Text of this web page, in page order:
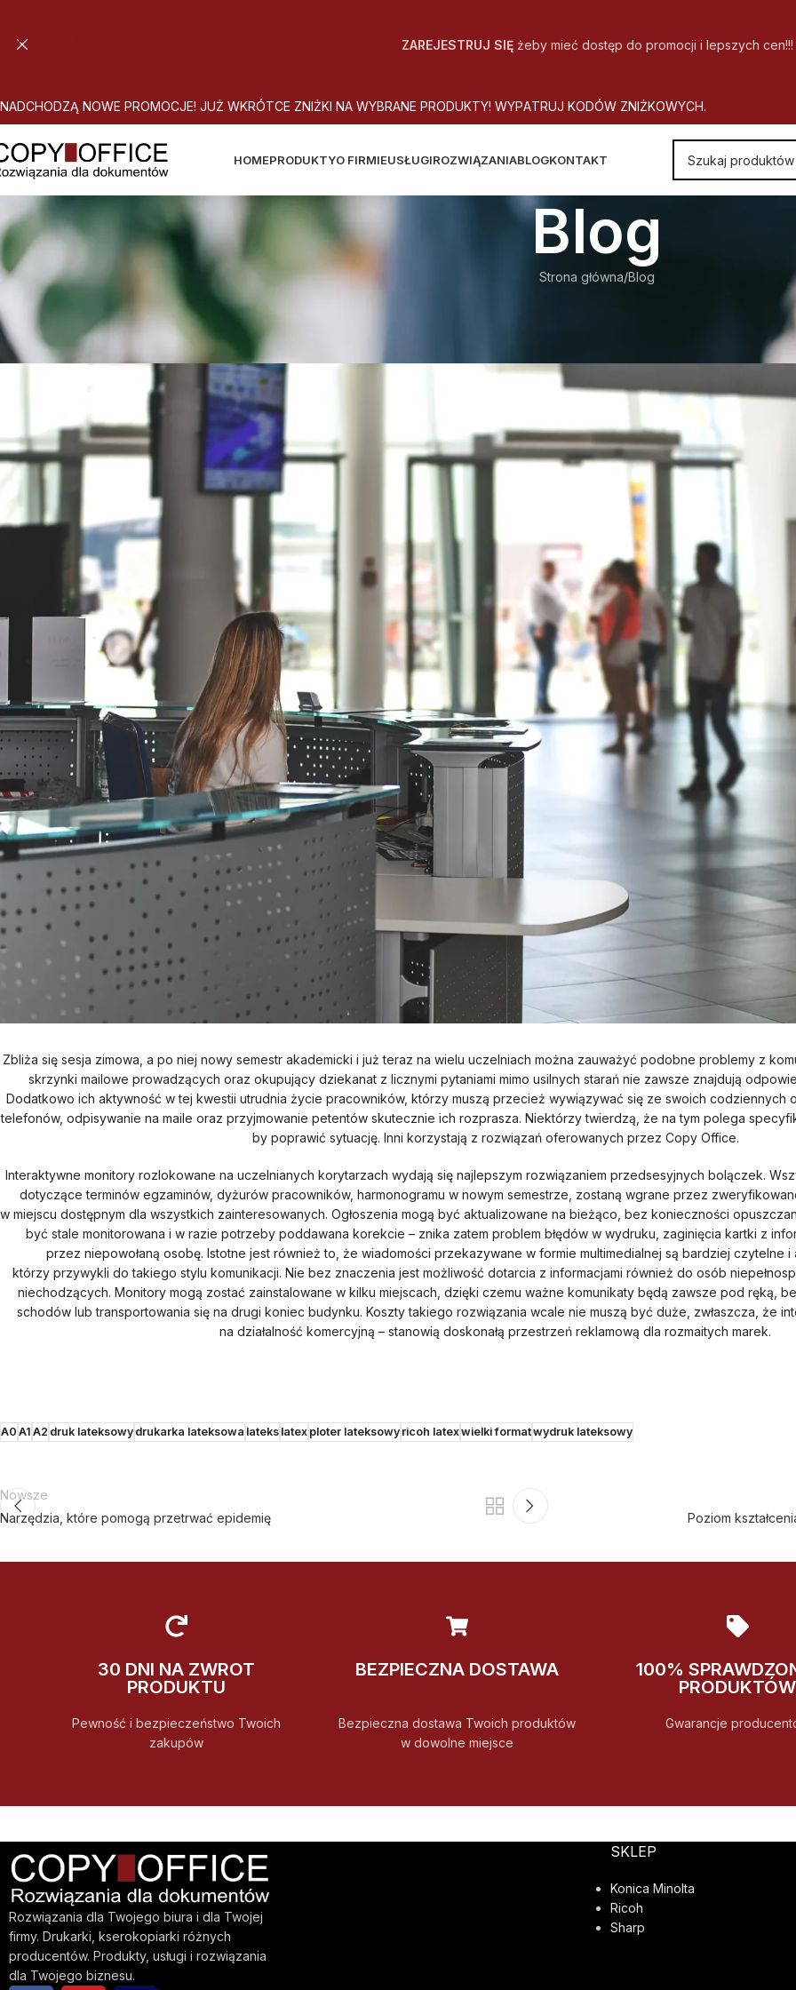
Skip to main content
ZAREJESTRUJ SIĘżeby mieć dostęp do promocji i lepszych cen!!!
NADCHODZĄ NOWE PROMOCJE! JUŻ WKRÓTCE ZNIŻKI NA WYBRANE PRODUKTY! WYPATRUJ KODÓW ZNIŻKOWYCH.
HOMEPRODUKTYO FIRMIEUSŁUGIROZWIĄZANIABLOGKONTAKT
Blog
Strona główna Blog
Sprawna komunikacja w gorącym okresie studiów
Zbliża się sesja zimowa, a po niej nowy semestr akademicki i już teraz na wielu uczelniach można zauważyć podobne problemy z
skrzynki mailowe prowadzących oraz okupujący dziekanat z licznymi pytaniami mimo usilnych starań nie zawsze znajdują
Dodatkowo ich aktywność w tej kwestii utrudnia życie pracowników, którzy muszą przecież wywiązywać się ze swoich codziennych
telefonów, odpisywanie na maile oraz przyjmowanie petentów skutecznie ich rozprasza. Niektórzy twierdzą, że na tym polega
by poprawić sytuację. Inni korzystają z rozwiązań oferowanych przez Copy Office.
Interaktywne monitory rozlokowane na uczelnianych korytarzach wydają się najlepszym rozwiązaniem przedsesyjnych bolączek.
dotyczące terminów egzaminów, dyżurów pracowników, harmonogramu w nowym semestrze, zostaną wgrane przez
w miejscu dostępnym dla wszystkich zainteresowanych. Ogłoszenia mogą być aktualizowane na bieżąco, bez konieczności
być stale monitorowana i w razie potrzeby poddawana korekcie – znika zatem problem błędów w wydruku, zaginięcia kartki z
przez niepowołaną osobę. Istotne jest również to, że wiadomości przekazywane w formie multimedialnej są bardziej czytelne i
którzy przywykli do takiego stylu komunikacji. Nie bez znaczenia jest możliwość dotarcia z informacjami również do osób
niechodzących. Monitory mogą zostać zainstalowane w kilku miejscach, dzięki czemu ważne komunikaty będą zawsze pod ręką,
schodów lub transportowania się na drugi koniec budynku. Koszty takiego rozwiązania wcale nie muszą być duże, zwłaszcza, że
na działalność komercyjną – stanowią doskonałą przestrzeń reklamową dla rozmaitych marek.
A0 A1 A2 druk lateksowydrukarka lateksowa latekslatexploter lateksowyricoh latexwielki formatwydruk lateksowy
Nowsze
Narzędzia, które pomogą przetrwać epidemię
Poziom
30 DNI NA ZWROT
PRODUKTU
Pewność i bezpieczeństwo Twoich
zakupów
BEZPIECZNA DOSTAWA
Bezpieczna dostawa Twoich produktów
w dowolne miejsce
100%
PRODUKTÓW
Gwarancje
Rozwiązania dla Twojego biura i dla Twojej
firmy. Drukarki, kserokopiarki różnych
producentów. Produkty, usługi i rozwiązania
dla Twojego biznesu.
SKLEP
Konica Minolta
Ricoh
Sharp